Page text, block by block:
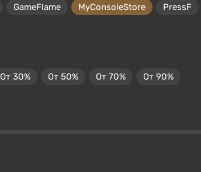
GameFlame MyConsoleStore
PressF
От 30% От 50% От 70% От 90%